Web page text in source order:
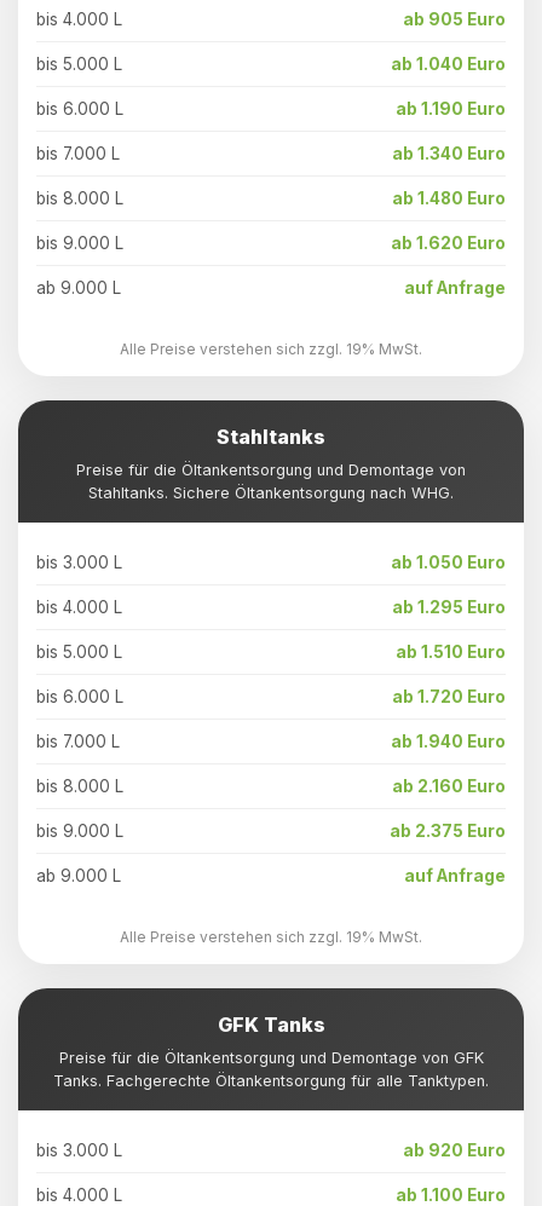
bis 4.000 L ab 905 Euro
bis 5.000 L ab 1.040 Euro
bis 6.000 L ab 1.190 Euro
bis 7.000 L ab 1.340 Euro
bis 8.000 L ab 1.480 Euro
bis 9.000 L ab 1.620 Euro
ab 9.000 L auf Anfrage
Alle Preise verstehen sich zzgl. 19% MwSt.
Stahltanks
Preise für die Öltankentsorgung und Demontage von
Stahltanks. Sichere Öltankentsorgung nach WHG.
bis 3.000 L ab 1.050 Euro
bis 4.000 L ab 1.295 Euro
bis 5.000 L ab 1.510 Euro
bis 6.000 L ab 1.720 Euro
bis 7.000 L ab 1.940 Euro
bis 8.000 L ab 2.160 Euro
bis 9.000 L ab 2.375 Euro
ab 9.000 L auf Anfrage
Alle Preise verstehen sich zzgl. 19% MwSt.
GFK Tanks
Preise für die Öltankentsorgung und Demontage von GFK
Tanks. Fachgerechte Öltankentsorgung für alle Tanktypen.
bis 3.000 L ab 920 Euro
bis 4.000 L ab 1.100 Euro